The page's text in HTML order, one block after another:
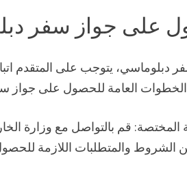
على جواز سفر
يتوجب على المتقدم اتباع
الخطوات العامة للحصول على
المختصة: قم بالتواصل مع وزارة
الشروط والمتطلبات اللازمة